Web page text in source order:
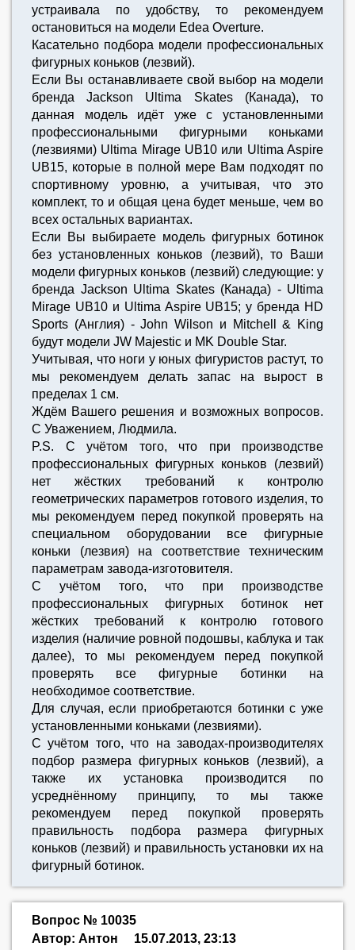
устраивала по удобству, то рекомендуем
остановиться на модели Edea Overture.
Касательно подбора модели профессиональных
фигурных коньков (лезвий).
Если Вы останавливаете свой выбор на модели
бренда Jackson Ultima Skates (Канада), то
данная модель идёт уже с установленными
профессиональными фигурными коньками
(лезвиями) Ultima Mirage UB10 или Ultima Aspire
UB15, которые в полной мере Вам подходят по
спортивному уровню, а учитывая, что это
комплект, то и общая цена будет меньше, чем во
всех остальных вариантах.
Если Вы выбираете модель фигурных ботинок
без установленных коньков (лезвий), то Ваши
модели фигурных коньков (лезвий) следующие: у
бренда Jackson Ultima Skates (Канада) - Ultima
Mirage UB10 и Ultima Aspire UB15; у бренда HD
Sports (Англия) - John Wilson и Mitchell & King
будут модели JW Majestic и MK Double Star.
Учитывая, что ноги у юных фигуристов растут, то
мы рекомендуем делать запас на вырост в
пределах 1 см.
Ждём Вашего решения и возможных вопросов.
С Уважением, Людмила.
P.S. C учётом того, что при производстве
профессиональных фигурных коньков (лезвий)
нет жёстких требований к контролю
геометрических параметров готового изделия, то
мы рекомендуем перед покупкой проверять на
специальном оборудовании все фигурные
коньки (лезвия) на соответствие техническим
параметрам завода-изготовителя.
C учётом того, что при производстве
профессиональных фигурных ботинок нет
жёстких требований к контролю готового
изделия (наличие ровной подошвы, каблука и так
далее), то мы рекомендуем перед покупкой
проверять все фигурные ботинки на
необходимое соответствие.
Для случая, если приобретаются ботинки с уже
установленными коньками (лезвиями).
С учётом того, что на заводах-производителях
подбор размера фигурных коньков (лезвий), а
также их установка производится по
усреднённому принципу, то мы также
рекомендуем перед покупкой проверять
правильность подбора размера фигурных
коньков (лезвий) и правильность установки их на
фигурный ботинок.
Вопрос № 10035
Автор: Антон
15.07.2013, 23:13